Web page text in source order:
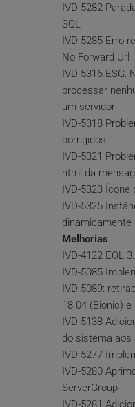
IVD-5282
SQL
IVD-5285 Erro
No Forward Url
IVD-5316 ESG:
processar
um servidor
IVD-5318
corrigidos
IVD-5321
html da
IVD-5323
IVD-5325
dinamicamente
Melhorias
IVD-4122 EOL
IVD-5085
IVD-5089:
18.04 (Bionic)
IVD-5138
do sistema aos
IVD-5277
IVD-5280
ServerGroup
IVD-5281